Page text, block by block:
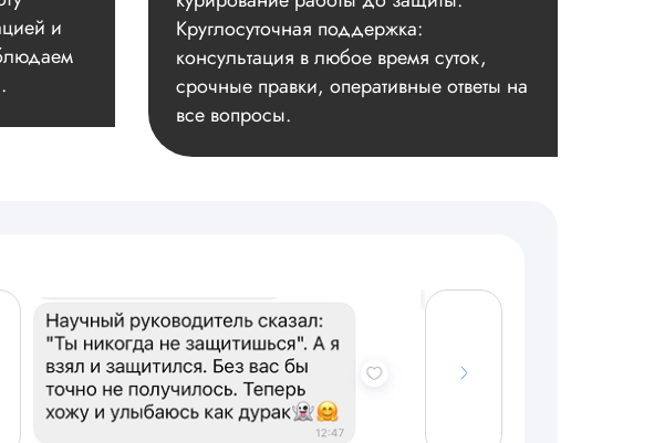
и
Круглосуточная поддержка:
консультация в любое время суток,
срочные правки, оперативные ответы на
все вопросы.